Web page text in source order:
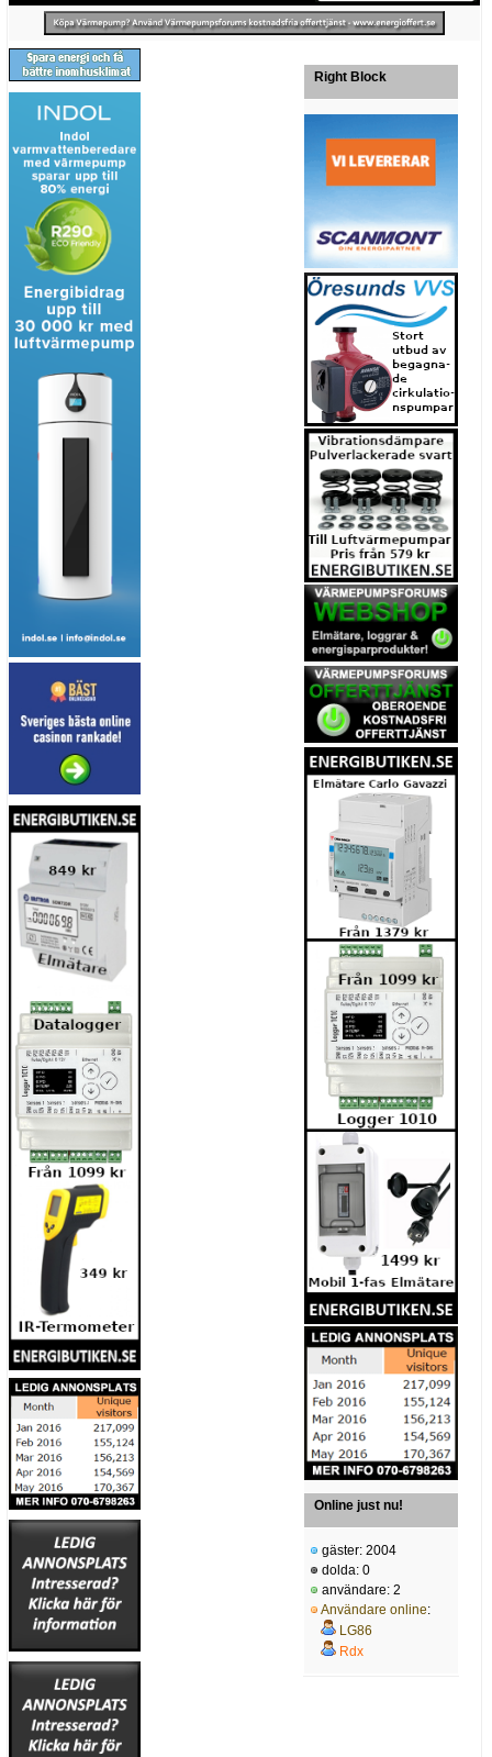
Right Block
Online just nu!
gäster: 2004
dolda: 0
användare: 2
Användare online:
LG86
Rdx